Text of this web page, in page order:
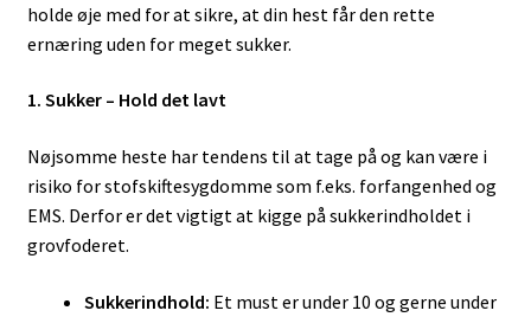
holde øje med for at sikre, at din hest får den rette
ernæring uden for meget sukker.
1. Sukker – Hold det lavt
Nøjsomme heste har tendens til at tage på og kan være i
risiko for stofskiftesygdomme som f.eks. forfangenhed og
EMS. Derfor er det vigtigt at kigge på sukkerindholdet i
grovfoderet.
Sukkerindhold: Et must er under 10 og gerne under